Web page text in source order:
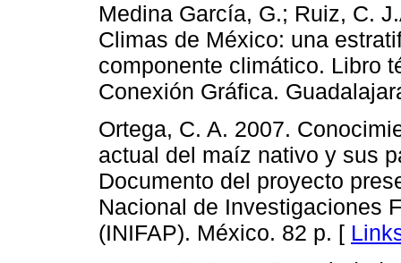
Medina García, G.; Ruiz, C.
Climas de México: una
componente climático. Libro
Conexión Gráfica.
Ortega, C. A. 2007.
actual del maíz nativo y sus
Documento del proyecto
Nacional de Investigaciones
(INIFAP). México. 82 p. [